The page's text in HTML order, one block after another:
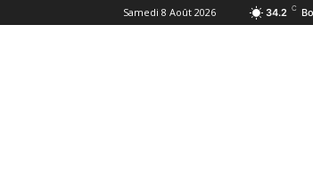
Samedi 8 Août 2026 34.2 C